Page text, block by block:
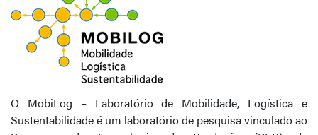
O MobiLog – Laboratório de Mobilidade, Logística e
Sustentabilidade é um laboratório de pesquisa vinculado ao